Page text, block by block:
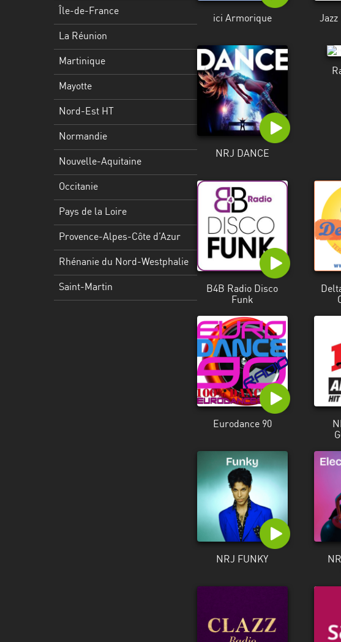
Martinique
Normandie
Nouvelle-
Aquitaine
Occitanie
Île-de-France
La Réunion
Martinique
Mayotte
Nord-Est HT
Normandie
Nouvelle-Aquitaine
Occitanie
Pays de la Loire
Provence-Alpes-Côte d’Azur
Rhénanie du Nord-Westphalie
Saint-Martin
ici Armorique
NRJ DANCE
B4B Radio Disco
Funk
Eurodance 90
NRJ FUNKY